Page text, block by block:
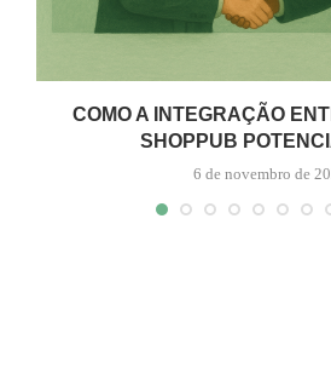
COMO A INTEGRAÇÃO
SHOPPUB
6 de novembro de